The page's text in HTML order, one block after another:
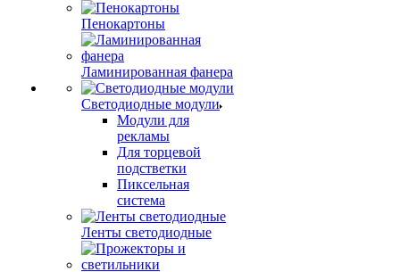
Пенокартоны
Ламинированная фанера
Светодиодные модули
Модули для
рекламы
Для торцевой
подстветки
Пиксельная
система
Ленты светодиодные